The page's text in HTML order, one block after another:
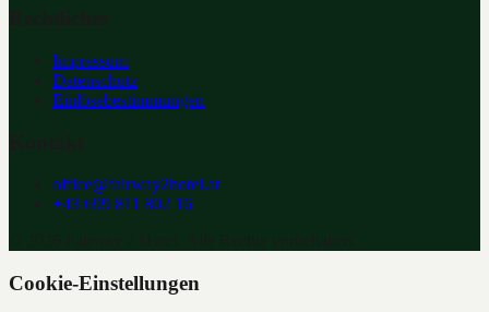
Impressum
Datenschutz
Einlösebestimmungen
office@fairway2hotel.at
+43 699 811 802 16
Cookie-Einstellungen